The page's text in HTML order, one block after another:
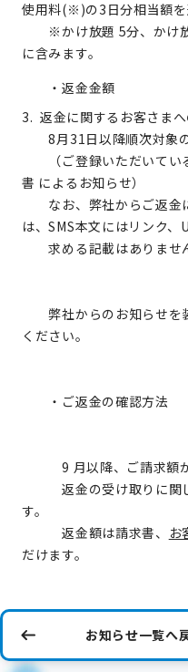
使用料(※)の3日分相当額を
※かけ放題 5分、かけ放
に含みます。
・返金金額
3. 返金に関するお客さま
8月31日以降順次対象の
（ご登録いただいてい
書 によるお知らせ）
なお、弊社からご返金
は、SMS本文にはリンク
求める記載はありませ
弊社からのお知らせを
ください。
・ご返金の確認方法
9 月以降、ご請求額か
返金の受け取りに関し
す。
返金額は請求書、 お
だけます。
お知らせ一覧へ